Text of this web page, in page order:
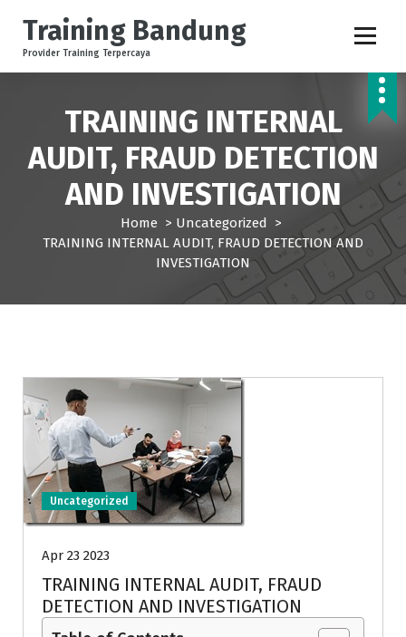
p
Training Bandung
Provider Training Terpercaya
TRAINING INTERNAL
AUDIT, FRAUD DETECTION
AND INVESTIGATION
Home > Uncategorized >
TRAINING INTERNAL AUDIT, FRAUD DETECTION AND
INVESTIGATION
Uncategorized
Apr 23 2023
TRAINING INTERNAL AUDIT, FRAUD
DETECTION AND INVESTIGATION